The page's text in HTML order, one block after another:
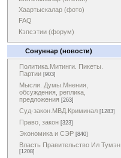
Хаартыскалар (фото)
FAQ
Кэпсэтии (форум)
Сонуннар (новости)
Политика.Митинги. Пикеты.
Партии [903]
Мысли. Думы.Мнения,
обсуждения, реплика,
предложения [263]
Суд-закон.МВД.Криминал [1283]
Право, закон [323]
Экономика и СЭР [840]
Власть Правительство Ил Тумэн
[1208]